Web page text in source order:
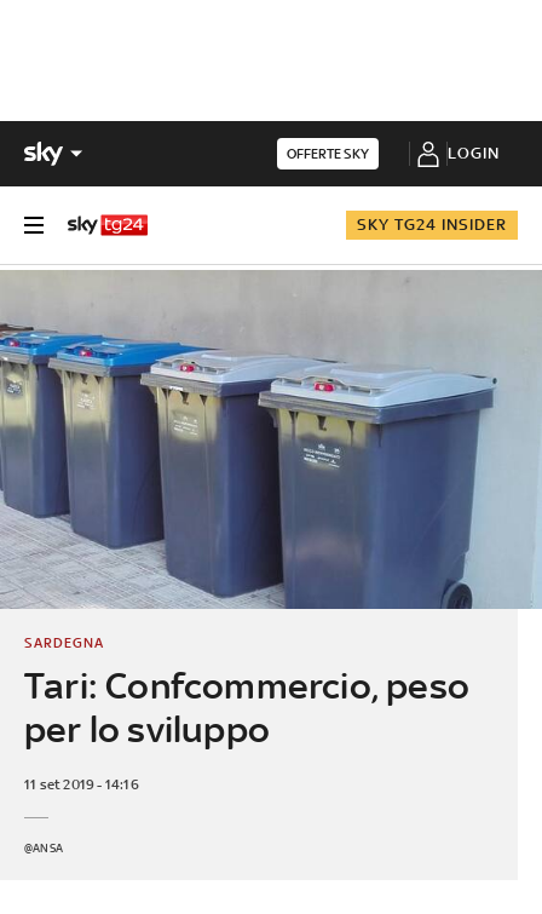
OFFERTE SKY LOGIN
SKY TG24 INSIDER
Tari: Confcommercio, peso
per lo sviluppo
SARDEGNA
11 set 2019 - 14:16
@ANSA